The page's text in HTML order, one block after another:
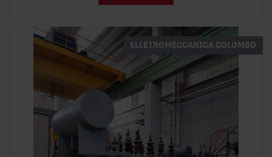
ELLETROMECCANICA COLOMBO